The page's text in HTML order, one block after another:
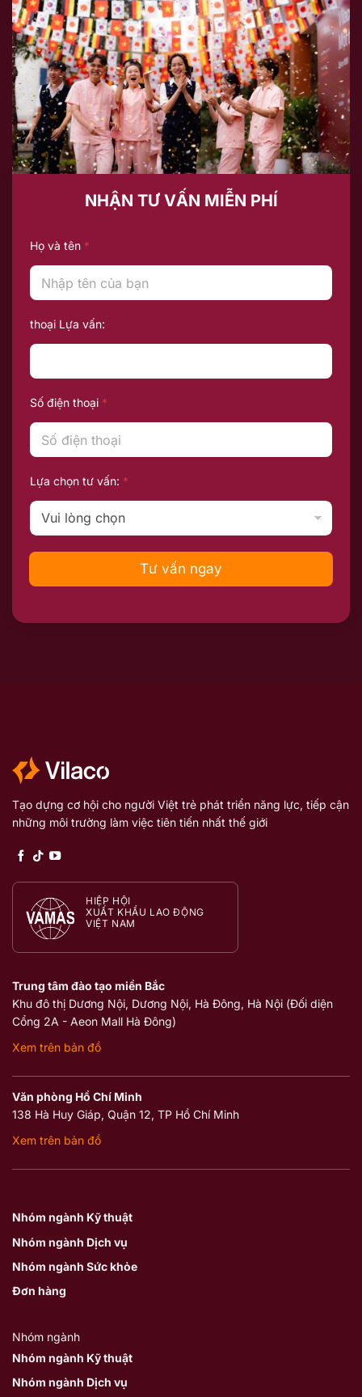
NHẬN TƯ VẤN MIỄN PHÍ
Họ và tên *
thoại Lựa vấn:
Số điện thoại *
Lựa chọn tư vấn: *
Tư vấn ngay
Tạo dựng cơ hội cho người Việt trẻ phát triển năng lực, tiếp cận
những môi trường làm việc tiên tiến nhất thế giới
HIỆP HỘI
XUẤT KHẨU LAO ĐỘNG
VIỆT NAM
Nhóm ngành Kỹ thuật
Nhóm ngành Dịch vụ
Nhóm ngành Sức khỏe
Đơn hàng
Nhóm ngành
Nhóm ngành Kỹ thuật
Nhóm ngành Dịch vụ
Trung tâm đào tạo miền Bắc
Khu đô thị Dương Nội, Dương Nội, Hà Đông, Hà Nội (Đối diện
Cổng 2A - Aeon Mall Hà Đông)
Xem trên bản đồ
Văn phòng Hồ Chí Minh
138 Hà Huy Giáp, Quận 12, TP Hồ Chí Minh
Xem trên bản đồ